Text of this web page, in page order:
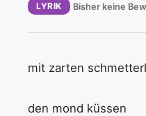
LYRIK Bisher keine
mit zarten
den mond küssen